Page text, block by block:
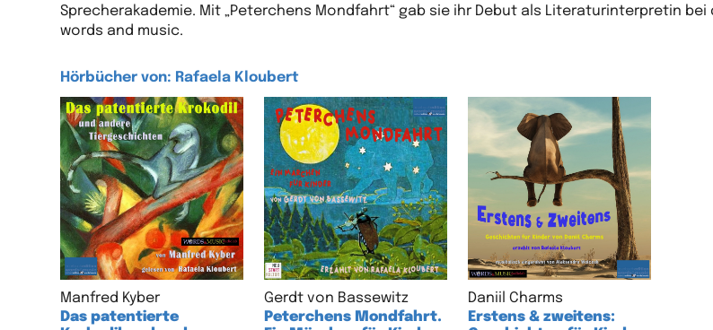
Sprecherakademie. Mit „Peterchens Mondfahrt“ gab sie ihr Debut als Literaturinterpretin
words and music.
Hörbücher von: Rafaela Kloubert
Manfred Kyber
Das patentierte
Gerdt von Bassewitz
Peterchens Mondfahrt.
Daniil Charms
Erstens & zweitens: